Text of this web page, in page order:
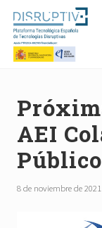
Menu
Skip
main
content
Skip
primary
sidebar
Skip
footer
AEI
8 de noviembre de 2021